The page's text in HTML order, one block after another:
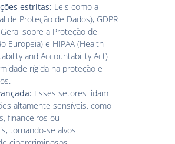
estritas: Leis como a
de Proteção de Dados), GDPR
sobre a Proteção de
Europeia) e HIPAA (Health
and Accountability Act)
rígida na proteção e
Esses setores lidam
altamente sensíveis, como
financeiros ou
tornando-se alvos